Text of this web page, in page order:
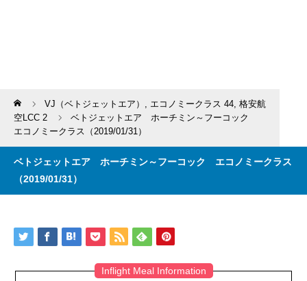
Home VJ（ベトジェットエア） , エコノミークラス 44, 格安航
空LCC 2
ベトジェットエア ホーチミン～フーコック
エコノミークラス（2019/01/31）
ベトジェットエア ホーチミン～フーコック エコノミークラス
（2019/01/31）
Inflight Meal Information